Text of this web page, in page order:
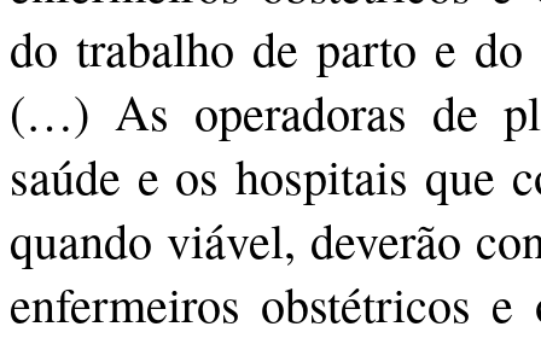
do trabalho de parto e do
(…) As operadoras de
saúde e os hospitais que
quando viável, deverão
enfermeiros obstétricos e